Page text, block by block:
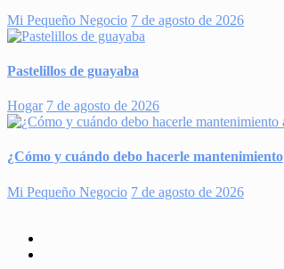
Mi Pequeño Negocio 7 de agosto de 2026
Pastelillos de guayaba
Hogar 7 de agosto de 2026
¿Cómo y cuándo debo hacerle mantenimiento
Mi Pequeño Negocio 7 de agosto de 2026